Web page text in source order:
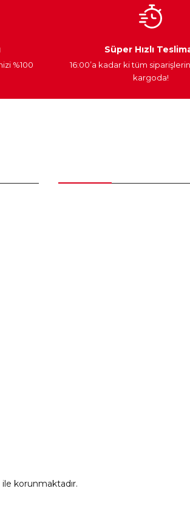
Araç Farları
%100
Süper Hızlı
16:00’a kadar ki tüm
kargoda!
ile korunmaktadır.